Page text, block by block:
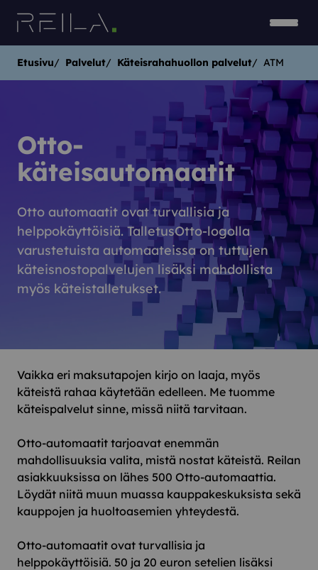
Avaa
Sulje
Etusivu Palvelut Käteisrahahuollon palvelut ATM
Otto-
käteisautomaatit
Otto automaatit ovat turvallisia ja
helppokäyttöisiä. TalletusOtto-logolla
varustetuista automaateissa on tuttujen
käteisnostopalvelujen lisäksi mahdollista
myös käteistalletukset.
Vaikka eri maksutapojen kirjo on laaja, myös
käteistä rahaa käytetään edelleen. Me tuomme
käteispalvelut sinne, missä niitä tarvitaan.
Otto-automaatit tarjoavat enemmän
mahdollisuuksia valita, mistä nostat käteistä. Reilan
asiakkuuksissa on lähes 500 Otto-automaattia.
Löydät niitä muun muassa kauppakeskuksista sekä
kauppojen ja huoltoasemien yhteydestä.
Otto-automaatit ovat turvallisia ja
helppokäyttöisiä. 50 ja 20 euron setelien lisäksi